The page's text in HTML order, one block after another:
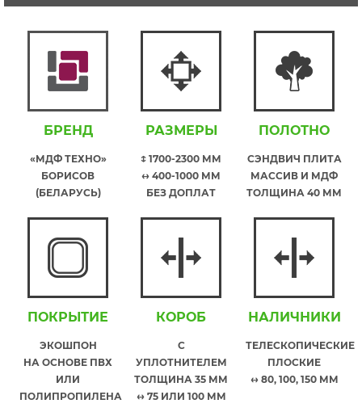
БРЕНД
«МДФ ТЕХНО»
БОРИСОВ
(БЕЛАРУСЬ)
РАЗМЕРЫ
↕ 1700-2300 ММ
↔ 400-1000 ММ
БЕЗ ДОПЛАТ
ПОЛОТНО
СЭНДВИЧ ПЛИТА
МАССИВ И МДФ
ТОЛЩИНА 40 ММ
ПОКРЫТИЕ
ЭКОШПОН
НА ОСНОВЕ ПВХ
ИЛИ
ПОЛИПРОПИЛЕНА
КОРОБ
С
УПЛОТНИТЕЛЕМ
ТОЛЩИНА 35 ММ
↔ 75 ИЛИ 100 ММ
НАЛИЧНИКИ
ТЕЛЕСКОПИЧЕСКИЕ
ПЛОСКИЕ
↔ 80, 100, 150 ММ